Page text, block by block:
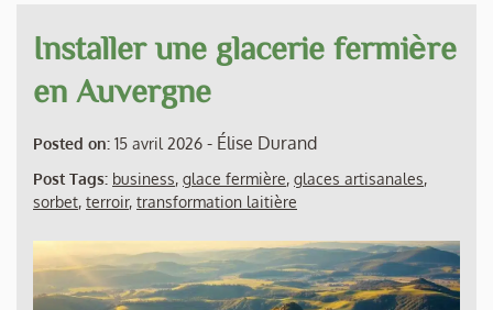
Installer une glacerie fermière
en Auvergne
Posted on: 15 avril 2026 - Élise Durand
Post Tags: business, glace fermière, glaces artisanales,
sorbet, terroir, transformation laitière